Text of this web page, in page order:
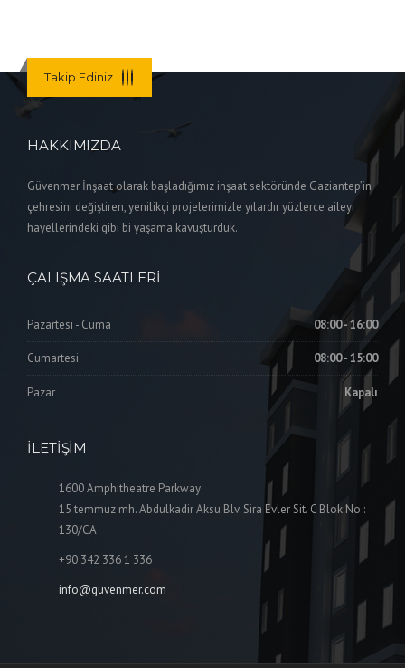
Takip Ediniz
HAKKIMIZDA
Güvenmer İnşaat olarak başladığımız inşaat sektöründe Gaziantep’in
çehresini değiştiren, yenilikçi projelerimizle yılardır yüzlerce aileyi
hayellerindeki gibi bi yaşama kavuşturduk.
ÇALIŞMA SAATLERI
Pazartesi - Cuma 08:00 - 16:00
Cumartesi 08:00 - 15:00
Pazar Kapalı
İLETIŞIM
1600 Amphitheatre Parkway
15 temmuz mh. Abdulkadir Aksu Blv. Sira Evler Sit. C Blok No :
130/CA
+90 342 336 1 336
info@guvenmer.com